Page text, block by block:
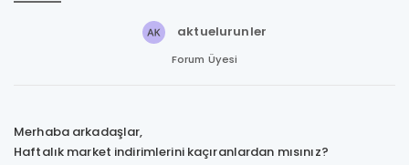
aktuelurunler
Forum Üyesi
Merhaba arkadaşlar,
Haftalık market indirimlerini kaçıranlardan mısınız?